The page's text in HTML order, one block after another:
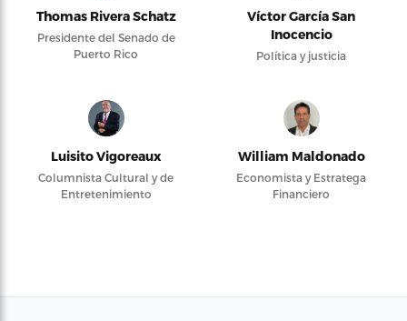
Thomas Rivera Schatz
Presidente del Senado de
Puerto Rico
Víctor García San
Inocencio
Política y justicia
Luisito Vigoreaux
Columnista Cultural y de
Entretenimiento
William Maldonado
Economista y Estratega
Financiero